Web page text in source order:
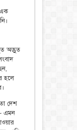
অদ্ভুত
হলে
দেশ
এমন